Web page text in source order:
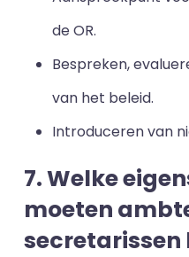
de OR.
Bespreken,
van het beleid.
Introduceren van
7. Welke
moeten
secretarissen